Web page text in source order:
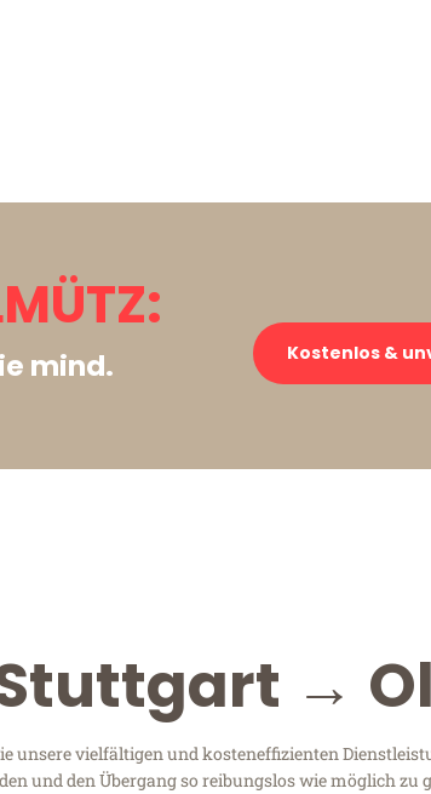
mind.
Kostenlos &
→
vielfältigen und kosteneffizienten
und den Übergang so reibungslos wie möglich zu